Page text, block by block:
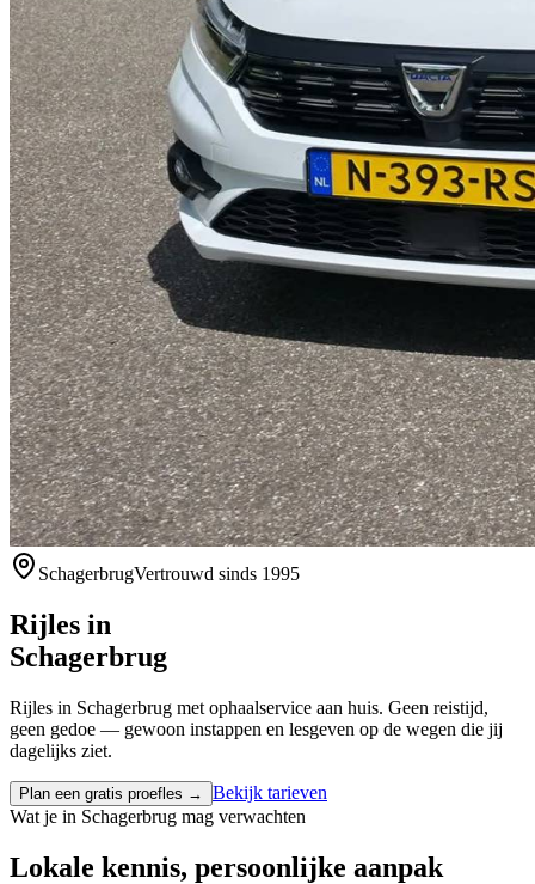
SchagerbrugVertrouwd sinds 1995
Rijles in
Schagerbrug
Rijles in Schagerbrug met ophaalservice aan huis. Geen reistijd,
geen gedoe — gewoon instappen en lesgeven op de wegen die jij
dagelijks ziet.
Plan een gratis proefles →
Bekijk tarieven
Wat je in Schagerbrug mag verwachten
Lokale kennis, persoonlijke aanpak